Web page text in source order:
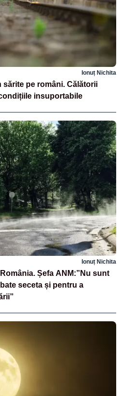
Ionuț Nichita
pe români. Călătorii
insuportabile
Ionuț Nichita
Șefa ANM:”Nu sunt
seceta și pentru a